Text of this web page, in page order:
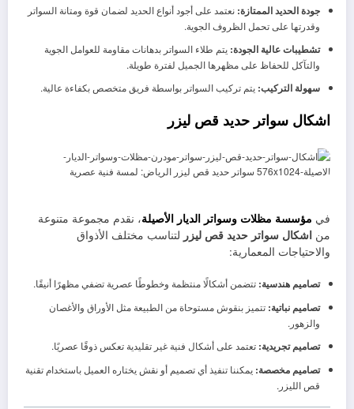
جودة الحديد الممتازة: نعتمد على أجود أنواع الحديد لضمان قوة ومتانة السواتر
وقدرتها على تحمل الظروف الجوية.
تشطيبات عالية الجودة: يتم طلاء السواتر بدهانات مقاومة للعوامل الجوية
والتآكل للحفاظ على مظهرها الجميل لفترة طويلة.
سهولة التركيب: يتم تركيب السواتر بواسطة فريق متخصص بكفاءة عالية.
اشكال سواتر حديد قص ليزر
في مؤسسة مظلات وسواتر الديار الأصيلة، نقدم مجموعة متنوعة
من اشكال سواتر حديد قص ليزر لتناسب مختلف الأذواق
والاحتياجات المعمارية:
تصاميم هندسية: تتضمن أشكالًا منتظمة وخطوطًا عصرية تضفي مظهرًا أنيقًا.
تصاميم نباتية: تتميز بنقوش مستوحاة من الطبيعة مثل الأوراق والأغصان
والزهور.
تصاميم تجريدية: تعتمد على أشكال فنية غير تقليدية تعكس ذوقًا عصريًا.
تصاميم مخصصة: يمكننا تنفيذ أي تصميم أو نقش يختاره العميل باستخدام تقنية
قص الليزر.